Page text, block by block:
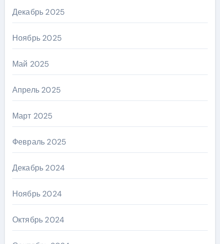
Декабрь 2025
Ноябрь 2025
Май 2025
Апрель 2025
Март 2025
Февраль 2025
Декабрь 2024
Ноябрь 2024
Октябрь 2024